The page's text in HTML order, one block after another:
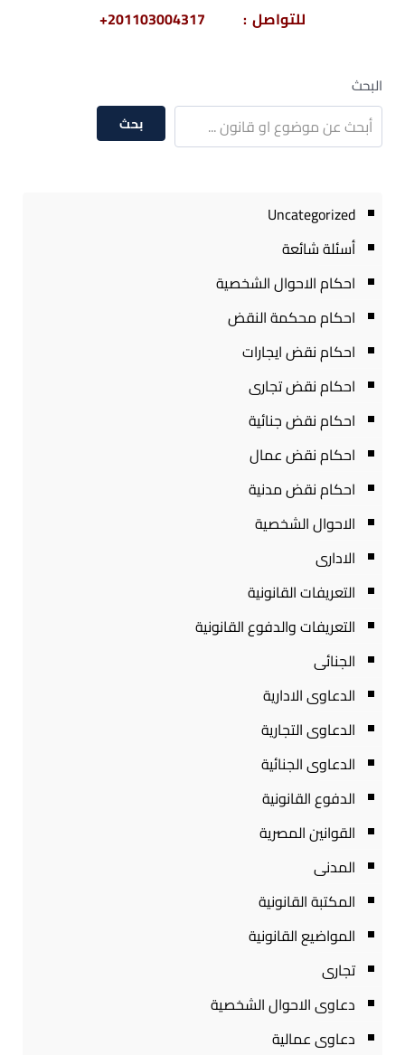
للتواصل : 201103004317+
البحث
بحث
Uncategorized
أسئلة شائعة
احكام الاحوال الشخصية
احكام محكمة النقض
احكام نقض ايجارات
احكام نقض تجارى
احكام نقض جنائية
احكام نقض عمال
احكام نقض مدنية
الاحوال الشخصية
الادارى
التعريفات القانونية
التعريفات والدفوع القانونية
الجنائى
الدعاوى الادارية
الدعاوى التجارية
الدعاوى الجنائية
الدفوع القانونية
القوانين المصرية
المدنى
المكتبة القانونية
المواضيع القانونية
تجارى
دعاوى الاحوال الشخصية
دعاوى عمالية